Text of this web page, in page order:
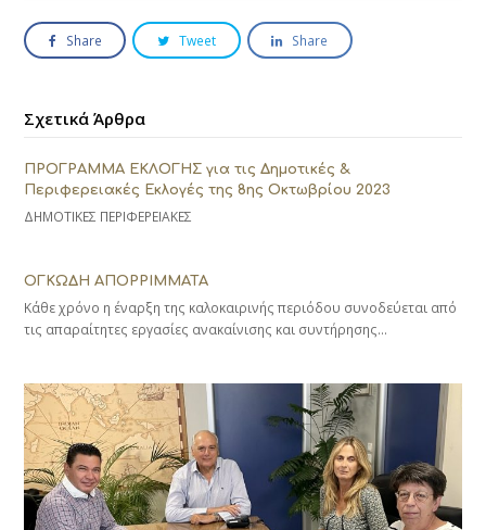
Share Tweet Share
Σχετικά Άρθρα
ΠΡΟΓΡΑΜΜΑ ΕΚΛΟΓΗΣ για τις Δημοτικές &
Περιφερειακές Εκλογές της 8ης Οκτωβρίου 2023
ΔΗΜΟΤΙΚΕΣ ΠΕΡΙΦΕΡΕΙΑΚΕΣ
ΟΓΚΩΔΗ ΑΠΟΡΡΙΜΜΑΤΑ
Κάθε χρόνο η έναρξη της καλοκαιρινής περιόδου συνοδεύεται από
τις απαραίτητες εργασίες ανακαίνισης και συντήρησης…